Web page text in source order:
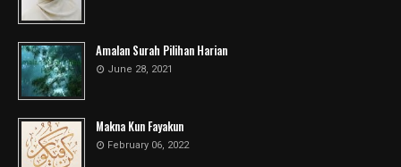
Amalan Surah Pilihan Harian
June 28, 2021
Makna Kun Fayakun
February 06, 2022